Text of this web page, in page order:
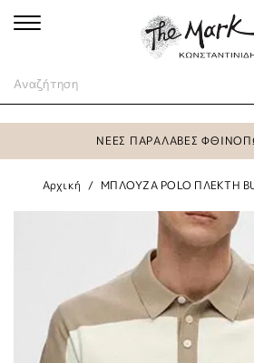
ΝΕΕΣ ΠΑΡΑΛΑΒΕΣ
Αρχική ΜΠΛΟΥΖΑ POLO ΠΛΕΚΤΗ